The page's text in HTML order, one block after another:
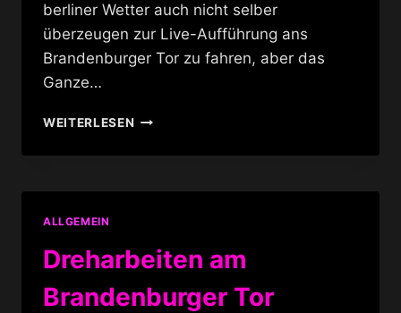
berliner Wetter auch nicht selber
überzeugen zur Live-Aufführung ans
Brandenburger Tor zu fahren, aber das
Ganze…
WEITERLESENMETROPOLIS
ALLGEMEIN
Dreharbeiten am
Brandenburger Tor